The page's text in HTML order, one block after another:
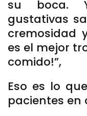
su boca.
gustativas
cremosidad
es el mejor
comido!”,
Eso es lo
pacientes en